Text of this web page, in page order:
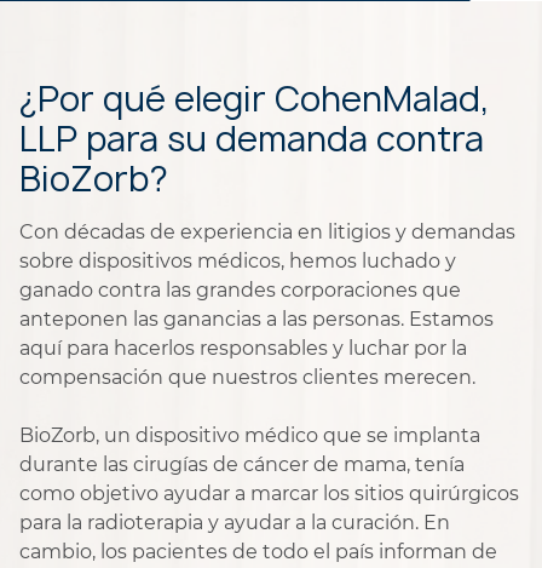
¿Por qué elegir CohenMalad,
LLP para su demanda contra
BioZorb?
Con décadas de experiencia en litigios y demandas
sobre dispositivos médicos, hemos luchado y
ganado contra las grandes corporaciones que
anteponen las ganancias a las personas. Estamos
aquí para hacerlos responsables y luchar por la
compensación que nuestros clientes merecen.
BioZorb, un dispositivo médico que se implanta
durante las cirugías de cáncer de mama, tenía
como objetivo ayudar a marcar los sitios quirúrgicos
para la radioterapia y ayudar a la curación. En
cambio, los pacientes de todo el país informan de